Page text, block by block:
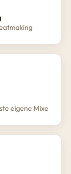
eigene Mixe